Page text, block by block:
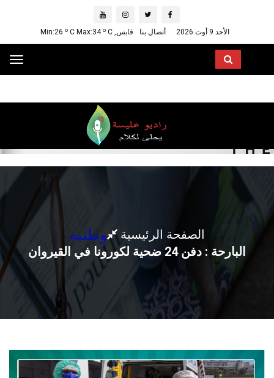
الأحد 9 أوت 2026 أتصال بنا قابس, Min:26 o C Max:34 o C
الصفحة الرئيسية وطنية
البارحة : دفن 24 ضحية لكورونا في القيروان